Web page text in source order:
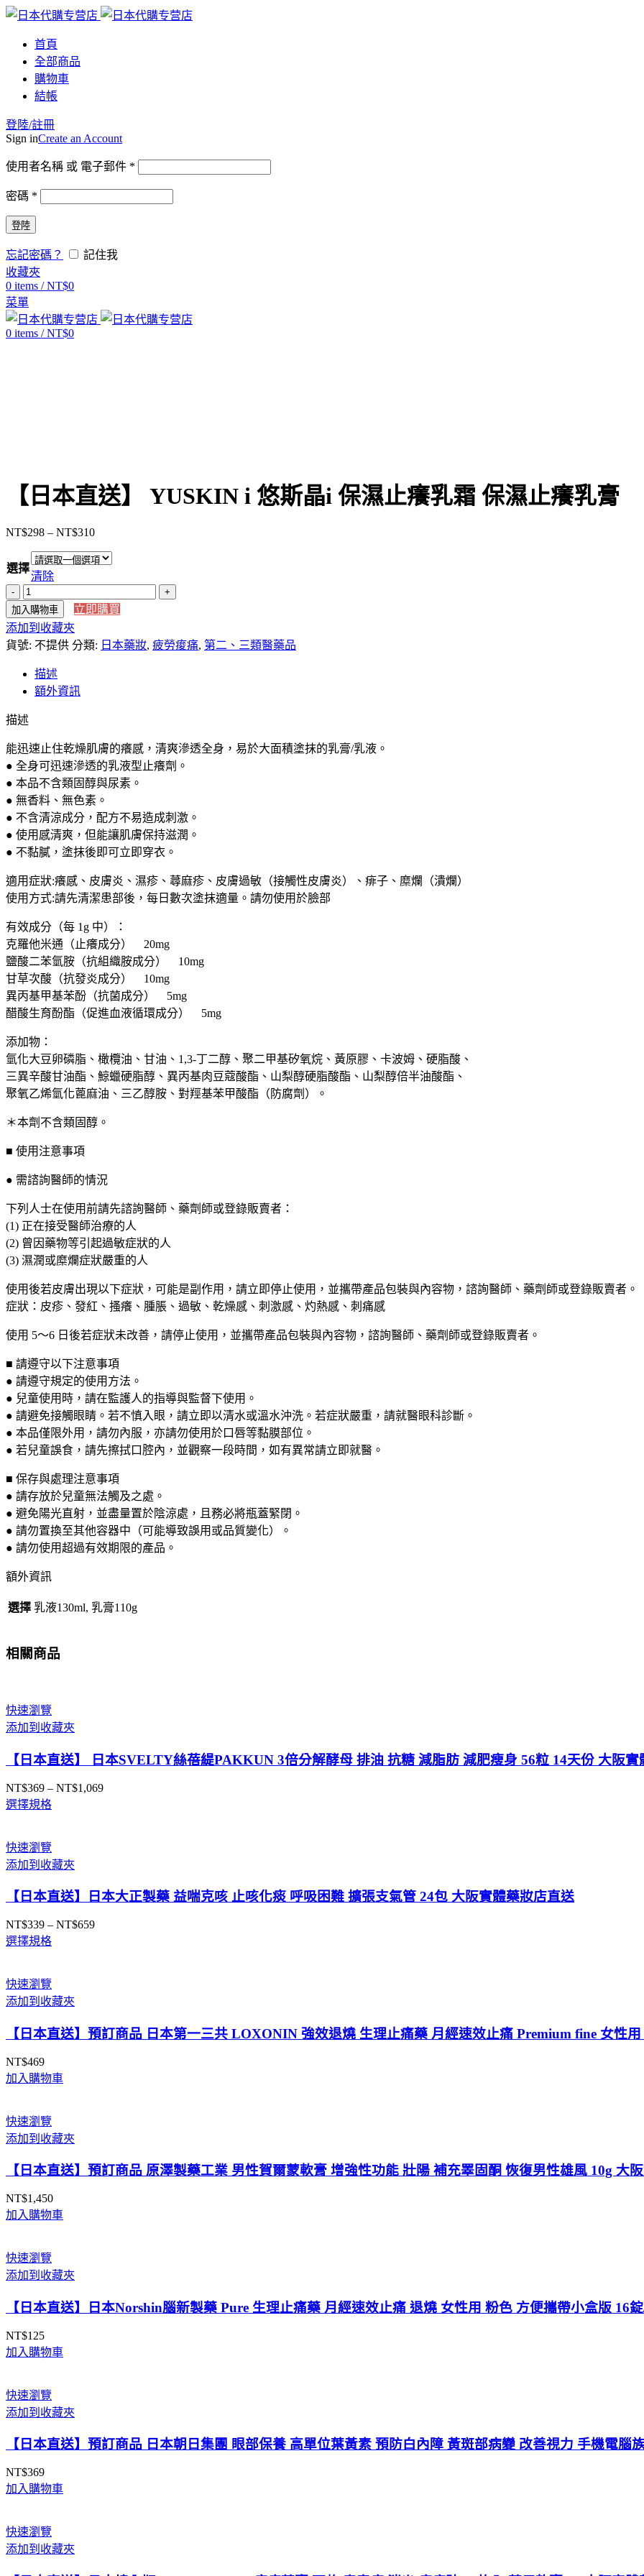
首頁
全部商品
購物車
結帳
登陸/註冊
Sign inCreate an Account
使用者名稱 或 電子郵件 *
密碼 *
登陸
忘記密碼？
記住我
收藏夾
0 items / NT$0
菜單
0 items / NT$0
【日本直送】 YUSKIN i 悠斯晶i 保濕止癢乳霜 保濕止癢乳膏
NT$298 – NT$310價
格
圍：
NT$298
到
選擇
清除
【日
本
直
送】
i
悠
晶
保
濕
止
癢
乳
霜
保
濕
止
乳
膏
數
量
加入購物車
立即購買
添加到收藏夾
貨號: 不提供 分類: 日本藥妝, 疲勞痠痛, 第二、三類醫藥品
描述
額外資訊
描述
能迅速止住乾燥肌膚的癢感，清爽滲透全身，易於大面積塗抹的乳膏/乳液。
● 全身可迅速滲透的乳液型止癢劑。
● 本品不含類固醇與尿素。
● 無香料、無色素。
● 不含清涼成分，配方不易造成刺激。
● 使用感清爽，但能讓肌膚保持滋潤。
● 不黏膩，塗抹後即可立即穿衣。
適用症狀:癢感、皮膚炎、濕疹、蕁麻疹、皮膚過敏（接觸性皮膚炎）、痱子、糜爛（潰爛）
使用方式:請先清潔患部後，每日數次塗抹適量。請勿使用於臉部
有效成分（每 1g 中）：
克羅他米通（止癢成分） 20mg
鹽酸二苯氫胺（抗組織胺成分） 10mg
甘草次酸（抗發炎成分） 10mg
異丙基甲基苯酚（抗菌成分） 5mg
醋酸生育酚酯（促進血液循環成分） 5mg
添加物：
氫化大豆卵磷脂、橄欖油、甘油、1,3-丁二醇、聚二甲基矽氧烷、黃原膠、卡波姆、硬脂酸、
三異辛酸甘油酯、鯨蠟硬脂醇、異丙基肉豆蔻酸酯、山梨醇硬脂酸酯、山梨醇倍半油酸酯、
聚氧乙烯氫化蓖麻油、三乙醇胺、對羥基苯甲酸酯（防腐劑）。
＊本劑不含類固醇。
■ 使用注意事項
● 需諮詢醫師的情況
下列人士在使用前請先諮詢醫師、藥劑師或登錄販賣者：
(1) 正在接受醫師治療的人
(2) 曾因藥物等引起過敏症狀的人
(3) 濕潤或糜爛症狀嚴重的人
使用後若皮膚出現以下症狀，可能是副作用，請立即停止使用，並攜帶產品包裝與內容物，諮詢醫師、藥劑師或登錄販賣者。
症狀：皮疹、發紅、搔癢、腫脹、過敏、乾燥感、刺激感、灼熱感、刺痛感
使用 5～6 日後若症狀未改善，請停止使用，並攜帶產品包裝與內容物，諮詢醫師、藥劑師或登錄販賣者。
■ 請遵守以下注意事項
● 請遵守規定的使用方法。
● 兒童使用時，請在監護人的指導與監督下使用。
● 請避免接觸眼睛。若不慎入眼，請立即以清水或溫水沖洗。若症狀嚴重，請就醫眼科診斷。
● 本品僅限外用，請勿內服，亦請勿使用於口唇等黏膜部位。
● 若兒童誤食，請先擦拭口腔內，並觀察一段時間，如有異常請立即就醫。
■ 保存與處理注意事項
● 請存放於兒童無法觸及之處。
● 避免陽光直射，並盡量置於陰涼處，且務必將瓶蓋緊閉。
● 請勿置換至其他容器中（可能導致誤用或品質變化）。
● 請勿使用超過有效期限的產品。
額外資訊
選擇 乳液130ml, 乳膏110g
相關商品
快速瀏覽
添加到收藏夾
【日本直送】 日本SVELTY絲蓓緹PAKKUN 3倍分解酵母 排油 抗糖 減脂肪 減肥瘦身 56粒 14天份 大阪實
NT$369 – NT$1,069價
NT$1,069
選擇規格
快速瀏覽
添加到收藏夾
【日本直送】日本大正製藥 益喘克咳 止咳化痰 呼吸困難 擴張支氣管 24包 大阪實體藥妝店直送
NT$339 – NT$659價
選擇規格
快速瀏覽
添加到收藏夾
【日本直送】預訂商品 日本第一三共 LOXONIN 強效退燒 生理止痛藥 月經速效止痛 Premium fine 女性
NT$469
加入購物車
快速瀏覽
添加到收藏夾
【日本直送】預訂商品 原澤製藥工業 男性賀爾蒙軟膏 增強性功能 壯陽 補充睪固酮 恢復男性雄風 10g 大
NT$1,450
加入購物車
快速瀏覽
添加到收藏夾
【日本直送】日本Norshin腦新製藥 Pure 生理止痛藥 月經速效止痛 退燒 女性用 粉色 方便攜帶小盒版 16
NT$125
加入購物車
快速瀏覽
添加到收藏夾
【日本直送】預訂商品 日本朝日集團 眼部保養 高單位葉黃素 預防白內障 黃斑部病變 改善視力 手機電腦
NT$369
加入購物車
快速瀏覽
添加到收藏夾